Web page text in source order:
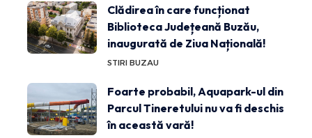
Clădirea în care funcționat
Biblioteca Județeană Buzău,
inaugurată de Ziua Națională!
STIRI BUZAU
Foarte probabil, Aquapark-ul din
Parcul Tineretului nu va fi deschis
în această vară!